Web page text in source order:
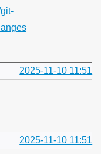
2025-11-10 11:51
2025-11-10 11:51